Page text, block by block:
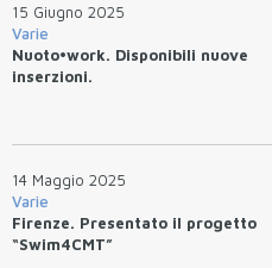
15 Giugno 2025
Varie
Nuoto•work. Disponibili nuove
inserzioni.
14 Maggio 2025
Varie
Firenze. Presentato il progetto
“Swim4CMT”